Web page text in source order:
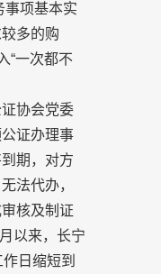
事项基本实
多的购
“一次都不
协会党委
证办理事
期，对方
法代办，
核及制证
以来，长宁
日缩短到